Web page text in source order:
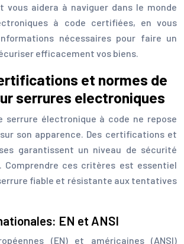
vous aidera à naviguer dans le monde
à code certifiées, en vous
nécessaires pour faire un
efficacement vos biens.
et normes de
serrures electroniques
serrure électronique à code ne repose
son apparence. Des certifications et
garantissent un niveau de sécurité
Comprendre ces critères est essentiel
fiable et résistante aux tentatives
EN et ANSI
(EN) et américaines (ANSI)